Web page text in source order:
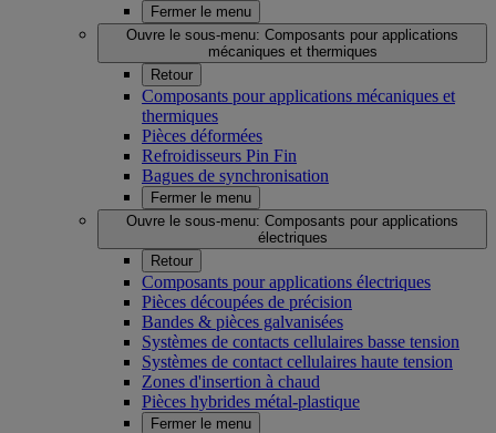
Fermer le menu
Ouvre le sous-menu: Composants pour applications
mécaniques et thermiques
Retour
Composants pour applications mécaniques et
thermiques
Pièces déformées
Refroidisseurs Pin Fin
Bagues de synchronisation
Fermer le menu
Ouvre le sous-menu: Composants pour applications
électriques
Retour
Composants pour applications électriques
Pièces découpées de précision
Bandes & pièces galvanisées
Systèmes de contacts cellulaires basse tension
Systèmes de contact cellulaires haute tension
Zones d'insertion à chaud
Pièces hybrides métal-plastique
Fermer le menu